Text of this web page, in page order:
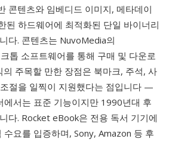
콘텐츠와 임베디드 이미지, 메타데이
된 하드웨어에 최적화된 단일 바이너리
다. 콘텐츠는 NuvoMedia의
톱 소프트웨어를 통해 구매 및 다운로
의 주목할 만한 장점은 북마크, 주석, 사
절을 일찍이 지원했다는 점입니다 —
에서는 표준 기능이지만 1990년대 후
다. Rocket eBook은 전용 독서 기기에
요를 입증하며, Sony, Amazon 등 후